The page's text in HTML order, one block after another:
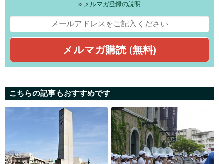
» メルマガ登録の説明
こちらの記事もおすすめです